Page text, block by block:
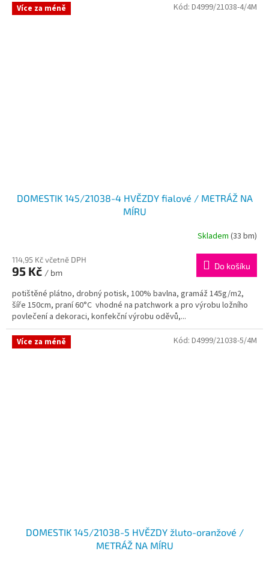
Více za méně
DOMESTIK 145/21038-4 HVĚZDY fialové / METRÁŽ NA
MÍRU
Skladem (33 bm)
114,95 Kč včetně DPH
95 Kč / bm
Do košíku
potištěné plátno, drobný potisk, 100% bavlna, gramáž 145g/m2,
šíře 150cm, praní 60°C vhodné na patchwork a pro výrobu ložního
povlečení a dekoraci, konfekční výrobu oděvů,...
Kód: D4999/21038-4/4M
Více za méně
DOMESTIK 145/21038-5 HVĚZDY žluto-oranžové /
METRÁŽ NA MÍRU
Kód: D4999/21038-5/4M